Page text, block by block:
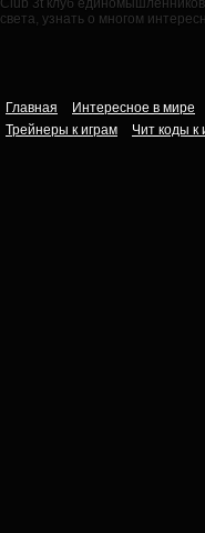
Club 3t клуб
света, узнать о многом
Главная Интересное в мире
Трейнеры к играм
Чит коды к